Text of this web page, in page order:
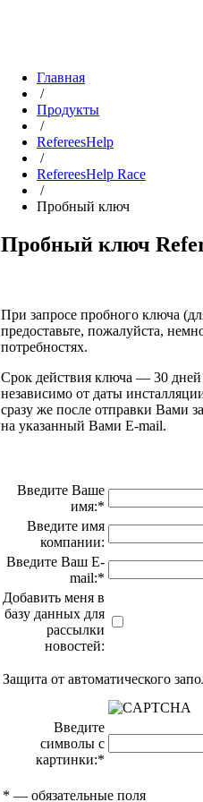
Главная
/
Продукты
/
RefereesHelp
/
RefereesHelp Race
/
Пробный ключ
Пробный ключ
При запросе пробного ключа
предоставьте, пожалуйста,
потребностях.
Срок действия ключа — 30
независимо от даты
сразу же после отправки Вами
на указанный Вами E-mail.
Введите Ваше
имя:*
Введите имя
компании:
Введите Ваш E-
mail:*
Добавить меня в
базу данных для
рассылки
новостей:
Защита от автоматического
Введите
символы с
картинки:*
* — обязательные поля